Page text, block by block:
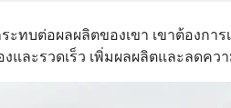
บต่อผลผลิตของเขา เขาต้องการ
ละรวดเร็ว เพิ่มผลผลิตและลดคว